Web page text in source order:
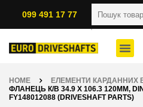
099 491 17 77
HOME ЕЛЕМЕНТИ КАРДАННИХ
ФЛАНЕЦЬ К/В 34.9 X 106.3 120ММ,
FY148012088 (DRIVESHAFT PARTS)